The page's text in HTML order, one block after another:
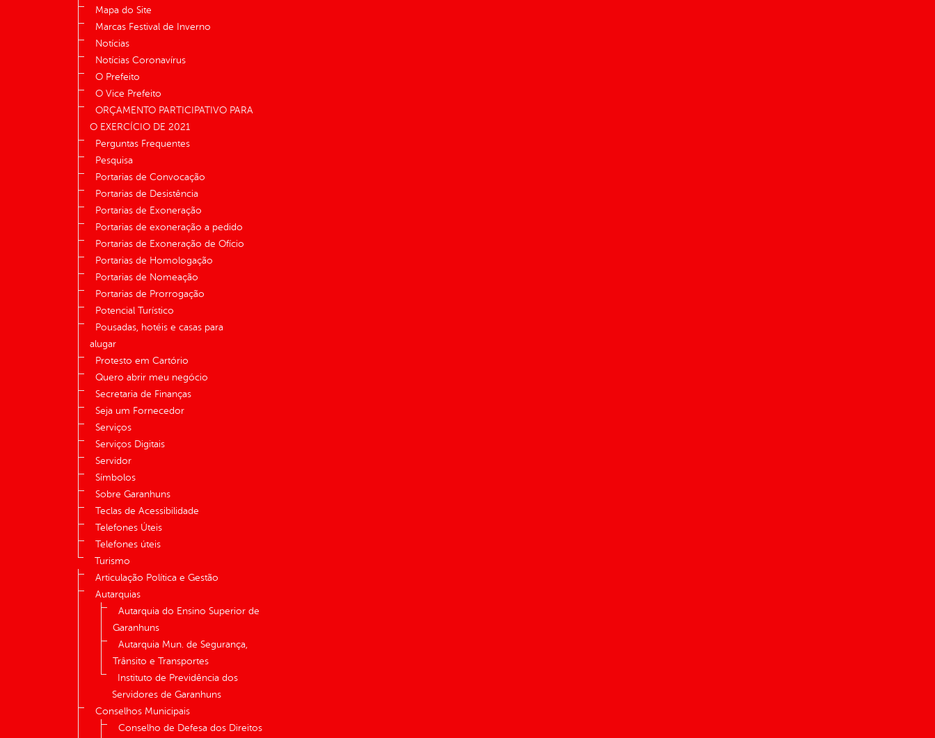
Mapa do Site
Marcas Festival de Inverno
Notícias
Notícias Coronavírus
O Prefeito
O Vice Prefeito
ORÇAMENTO PARTICIPATIVO PARA
O EXERCÍCIO DE 2021
Perguntas Frequentes
Pesquisa
Portarias de Convocação
Portarias de Desistência
Portarias de Exoneração
Portarias de exoneração a pedido
Portarias de Exoneração de Ofício
Portarias de Homologação
Portarias de Nomeação
Portarias de Prorrogação
Potencial Turístico
Pousadas, hotéis e casas para
alugar
Protesto em Cartório
Quero abrir meu negócio
Secretaria de Finanças
Seja um Fornecedor
Serviços
Serviços Digitais
Servidor
Símbolos
Sobre Garanhuns
Teclas de Acessibilidade
Telefones Úteis
Telefones úteis
Turismo
Articulação Política e Gestão
Autarquias
Autarquia do Ensino Superior de
Garanhuns
Autarquia Mun. de Segurança,
Trânsito e Transportes
Instituto de Previdência dos
Servidores de Garanhuns
Conselhos Municipais
Conselho de Defesa dos Direitos